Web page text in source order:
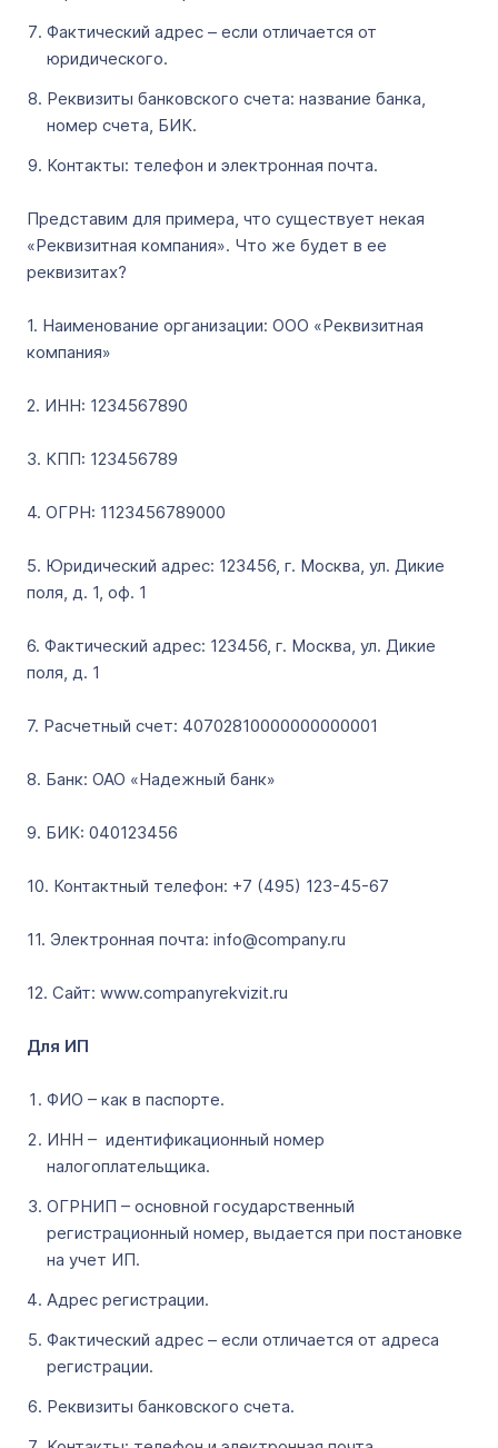
Фактический адрес – если отличается от
юридического.
Реквизиты банковского счета: название банка,
номер счета, БИК.
Контакты: телефон и электронная почта.
Представим для примера, что существует некая
«Реквизитная компания». Что же будет в ее
реквизитах?
1. Наименование организации: ООО «Реквизитная
компания»
2. ИНН: 1234567890
3. КПП: 123456789
4. ОГРН: 1123456789000
5. Юридический адрес: 123456, г. Москва, ул. Дикие
поля, д. 1, оф. 1
6. Фактический адрес: 123456, г. Москва, ул. Дикие
поля, д. 1
7. Расчетный счет: 40702810000000000001
8. Банк: ОАО «Надежный банк»
9. БИК: 040123456
10. Контактный телефон: +7 (495) 123-45-67
11. Электронная почта: info@company.ru
12. Сайт: www.companyrekvizit.ru
Для ИП
ФИО – как в паспорте.
ИНН – идентификационный номер
налогоплательщика.
ОГРНИП – основной государственный
регистрационный номер, выдается при постановке
на учет ИП.
Адрес регистрации.
Фактический адрес – если отличается от адреса
регистрации.
Реквизиты банковского счета.